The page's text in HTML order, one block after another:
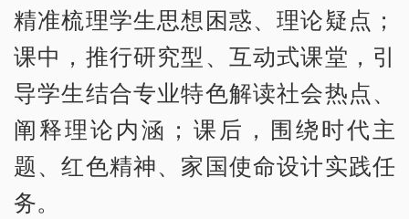
精准梳理学生思想困惑、理论疑点；
课中，推行研究型、互动式课堂，引
导学生结合专业特色解读社会热点、
阐释理论内涵；课后，围绕时代主
题、红色精神、家国使命设计实践任
务。